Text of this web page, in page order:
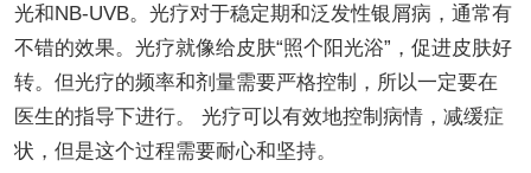
光和NB-UVB。光疗对于稳定期和泛发性银屑病，通常有
不错的效果。光疗就像给皮肤“照个阳光浴”，促进皮肤好
转。但光疗的频率和剂量需要严格控制，所以一定要在
医生的指导下进行。 光疗可以有效地控制病情，减缓症
状，但是这个过程需要耐心和坚持。